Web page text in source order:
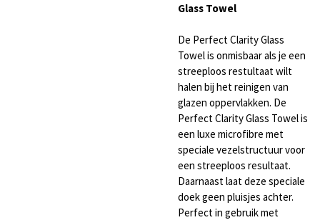
Glass Towel
De Perfect Clarity Glass
Towel is onmisbaar als je een
streeploos restultaat wilt
halen bij het reinigen van
glazen oppervlakken. De
Perfect Clarity Glass Towel is
een luxe microfibre met
speciale vezelstructuur voor
een streeploos resultaat.
Daarnaast laat deze speciale
doek geen pluisjes achter.
Perfect in gebruik met